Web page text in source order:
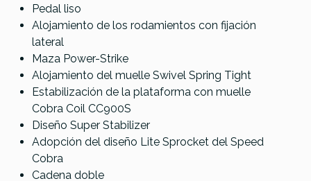
Pedal liso
Alojamiento de los rodamientos con fijación
lateral
Maza Power-Strike
Alojamiento del muelle Swivel Spring Tight
Estabilización de la plataforma con muelle
Cobra Coil CC900S
Diseño Super Stabilizer
Adopción del diseño Lite Sprocket del Speed
Cobra
Cadena doble
Referencia
Mapex
P600TW
Pedal
Bombo
Doble
Tama
Speed
Cobra
Single
P2 Doble
FP-9500C
222,00 € 210,00 €
No hay características para comparar